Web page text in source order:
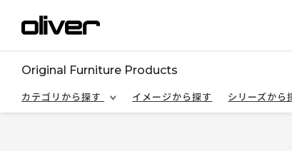
Original Furniture Products
カテゴリから探す
イメージから探す シリーズから